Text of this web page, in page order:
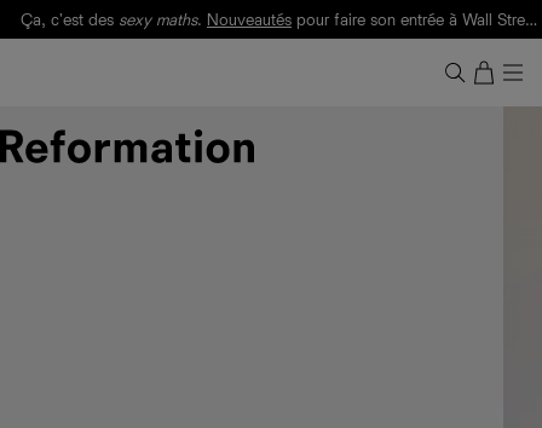
Ça, c'est des sexy maths. Nouveautés pour faire son entrée à Wall Street.